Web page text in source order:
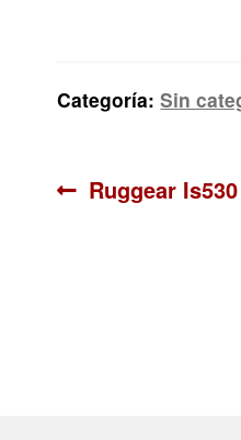
Categoría:Sin
Anterior:
Ruggear Is530